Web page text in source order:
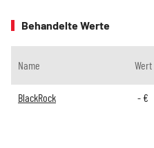
Behandelte Werte
Name Wert
BlackRock - €